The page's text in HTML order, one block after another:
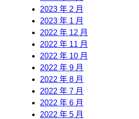
2023 年 2 月
2023 年 1 月
2022 年 12 月
2022 年 11 月
2022 年 10 月
2022 年 9 月
2022 年 8 月
2022 年 7 月
2022 年 6 月
2022 年 5 月